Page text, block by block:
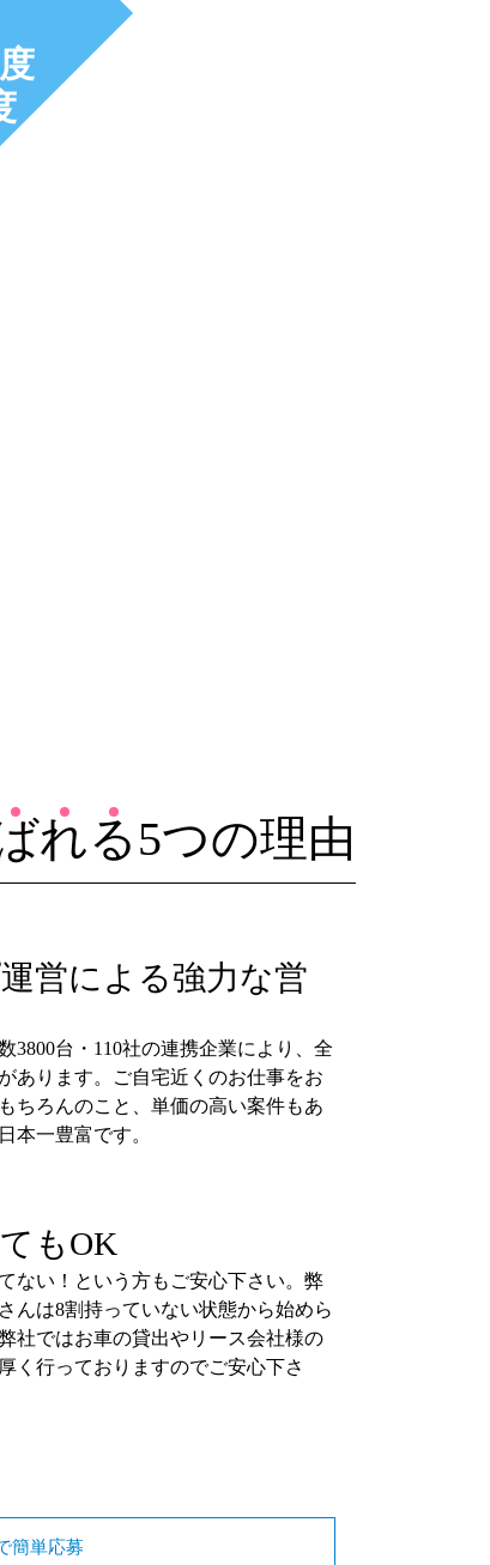
れる5つの理由
営による強力な営
3800台・110社の連携企業により、全
あります。ご自宅近くのお仕事をお
ちろんのこと、単価の高い案件もあ
本一豊富です。
もOK
ない！という方もご安心下さい。弊
んは8割持っていない状態から始めら
社ではお車の貸出やリース会社様の
く行っておりますのでご安心下さ
簡単応募